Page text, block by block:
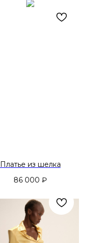
Платье из шелка
86 000 ₽